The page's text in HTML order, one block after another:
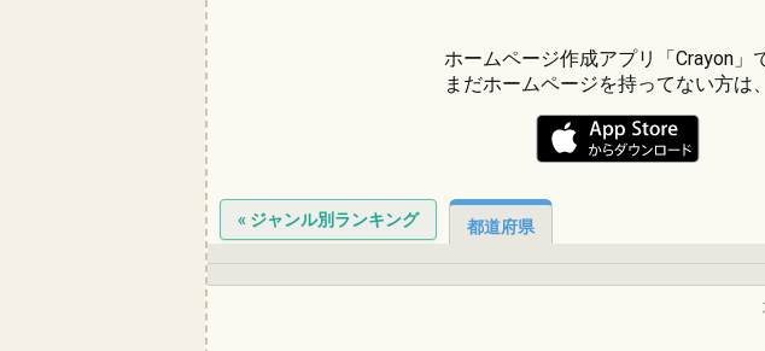
ホームページ作成アプリ「Crayon」
まだホームページを持ってない方は
« ジャンル別ランキング 都道府県